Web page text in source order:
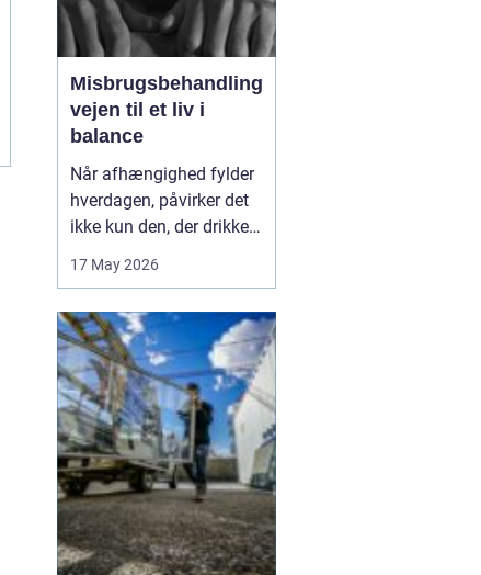
Misbrugsbehandling
vejen til et liv i
balance
Når afhængighed fylder
hverdagen, påvirker det
ikke kun den, der drikker,
medicin. Hele familien
Mange går længe alene
med problemerne, før de
søger hjælp. Her kan
misbrugsbehandling
være et afgørende...
17 May 2026